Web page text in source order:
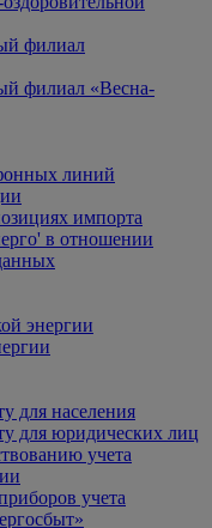
филиал
филиал «Весна-
линий
импорта
в отношении
энергии
для населения
для юридических лиц
учета
учета